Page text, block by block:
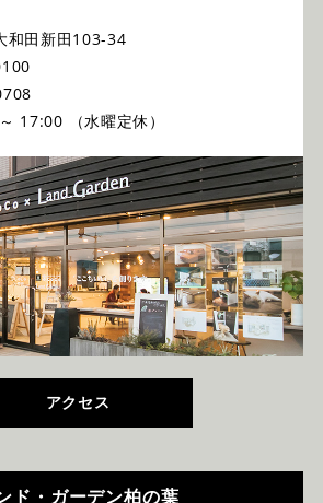
和田新田103-34
17:00 （水曜定休）
アクセス
ド・ガーデン柏の葉